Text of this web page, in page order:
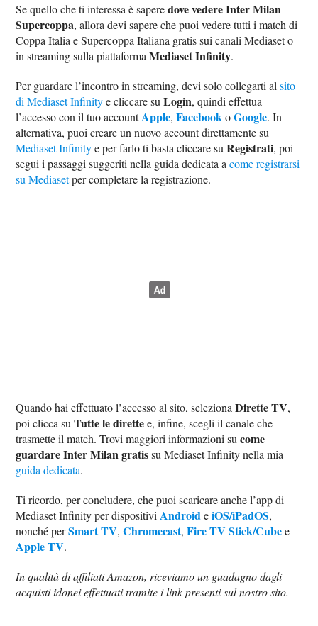
Se quello che ti interessa è saperedove vedere Inter Milan
Supercoppa, allora devi sapere che puoi vedere tutti i match di
Coppa Italia e Supercoppa Italiana gratis sui canali Mediaset o
in streaming sulla piattaformaMediaset Infinity.
Per guardare l’incontro in streaming, devi solo collegarti alsito
di Mediaset Infinitye cliccare suLogin, quindi effettua
l’accesso con il tuo accountApple,FacebookoGoogle. In
alternativa, puoi creare un nuovo account direttamente su
Mediaset Infinitye per farlo ti basta cliccare suRegistrati, poi
segui i passaggi suggeriti nella guida dedicata acome registrarsi
su Mediasetper completare la registrazione.
Quando hai effettuato l’accesso al sito, selezionaDirette TV,
poi clicca suTutte le direttee, infine, scegli il canale che
trasmette il match. Trovi maggiori informazioni sucome
guardare Inter Milan gratissu Mediaset Infinity nella mia
guida dedicata.
Ti ricordo, per concludere, che puoi scaricare anche l’app di
Mediaset Infinity per dispositiviAndroideiOS/iPadOS,
nonché perSmart TV,Chromecast,Fire TV Stick/Cubee
Apple TV.
In qualità di affiliati Amazon, riceviamo un guadagno dagli
acquisti idonei effettuati tramite i link presenti sul nostro sito.